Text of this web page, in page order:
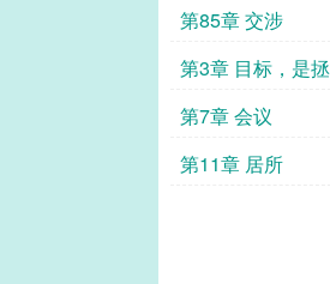
第85章 交涉
第3章 目标，是
第7章 会议
第11章 居所